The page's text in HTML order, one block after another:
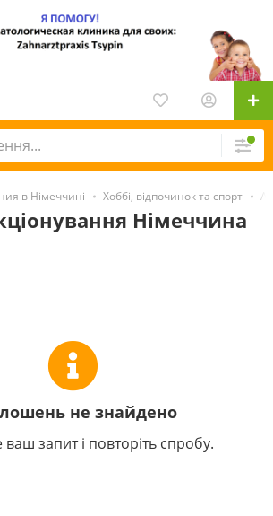
в Німеччині Хоббі, відпочинок та спорт
Німеччина
не знайдено
ваш запит і повторіть спробу.